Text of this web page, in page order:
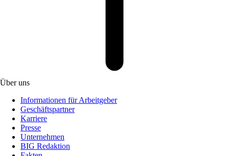
Über uns
Informationen für Arbeitgeber
Geschäftspartner
Karriere
Presse
Unternehmen
BIG Redaktion